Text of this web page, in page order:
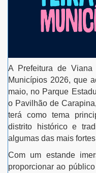
A Prefeitura de
Municípios 2026, que
maio, no Parque
o Pavilhão de
terá como tema
distrito histórico e
algumas das mais
Com um estande
proporcionar ao